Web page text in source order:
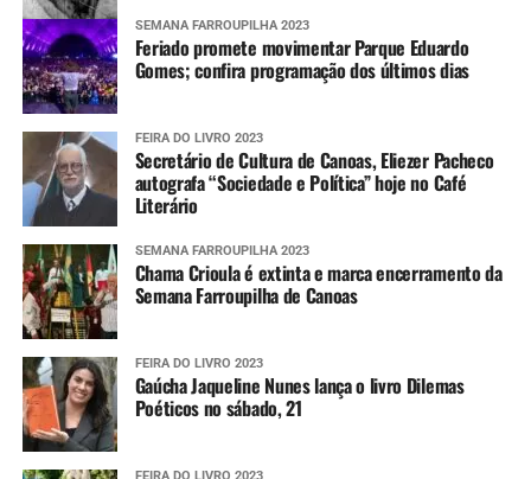
SEMANA FARROUPILHA 2023
Feriado promete movimentar Parque Eduardo
Gomes; confira programação dos últimos dias
FEIRA DO LIVRO 2023
Secretário de Cultura de Canoas, Eliezer Pacheco
autografa “Sociedade e Política” hoje no Café
Literário
SEMANA FARROUPILHA 2023
Chama Crioula é extinta e marca encerramento da
Semana Farroupilha de Canoas
FEIRA DO LIVRO 2023
Gaúcha Jaqueline Nunes lança o livro Dilemas
Poéticos no sábado, 21